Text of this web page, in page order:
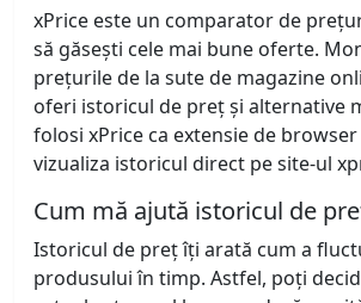
xPrice este un comparator de
să găsești cele mai bune oferte.
prețurile de la sute de magazine
oferi istoricul de preț și alternative
folosi xPrice ca extensie de
vizualiza istoricul direct pe site-ul
Cum mă ajută istoricul de
Istoricul de preț îți arată cum a
produsului în timp. Astfel, poți